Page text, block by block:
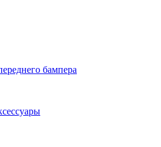
бампера